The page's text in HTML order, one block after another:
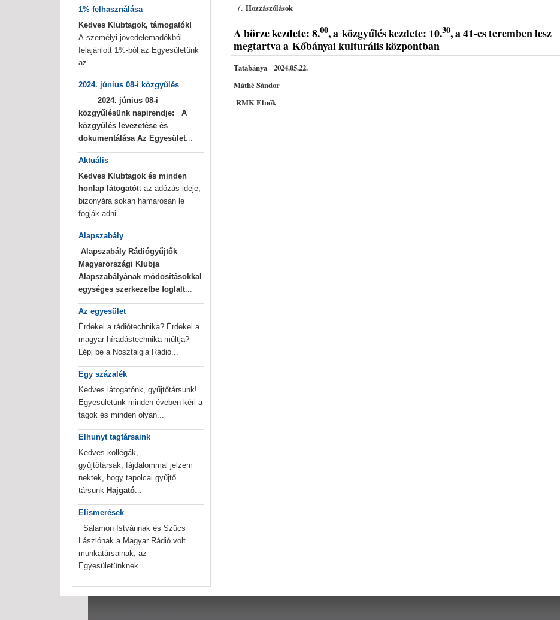
1% felhasználása
Kedves Klubtagok, támogatók!
A személyi jövedelemadókból
felajánlott 1%-ból az Egyesületünk
az...
2024. június 08-i közgyűlés
2024. június 08-i
közgyűlésünk napirendje:
A
közgyűlés levezetése és
dokumentálása Az Egyesület...
Aktuális
Kedves Klubtagok és minden
honlap látogatótt az adózás ideje,
bizonyára sokan hamarosan le
fogják adni...
Alapszabály
Alapszabály Rádiógyűjtők
Magyarországi Klubja
Alapszabályának módosításokkal
egységes szerkezetbe foglalt...
Az egyesület
Érdekel a rádiótechnika? Érdekel a
magyar híradástechnika múltja?
Lépj be a Nosztalgia Rádió...
Egy százalék
Kedves látogatónk, gyűjtőtársunk!
Egyesületünk minden éveben kéri a
tagok és minden olyan...
Elhunyt tagtársaink
Kedves kollégák,
gyűjtőtársak, fájdalommal jelzem
nektek, hogy tapolcai gyűjtő
társunk Hajgató...
Elismerések
Salamon Istvánnak és Szűcs
Lászlónak a Magyar Rádió volt
munkatársainak, az
Egyesületünknek...
Hozzászólások
A börze kezdete: 8.00, a közgyűlés kezdete: 10.30, a 41-es teremben lesz
megtartva a Kőbányai kulturális központban
Tatabánya 2024.05.22.
Máthé Sándor
RMK Elnők